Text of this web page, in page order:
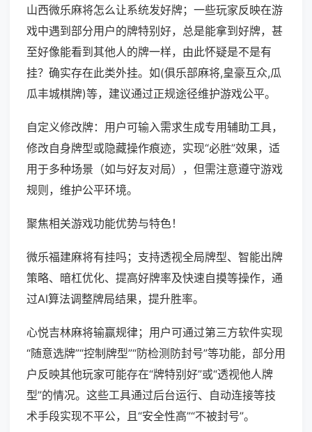
山西微乐麻将怎么让系统发好牌；一些玩家反映在游
戏中遇到部分用户的牌特别好，总是能拿到好牌，甚
至好像能看到其他人的牌一样，由此怀疑是不是有
挂？确实存在此类外挂。如(俱乐部麻将,皇豪互众,瓜
瓜丰城棋牌)等，建议通过正规途径维护游戏公平。
自定义修改牌：用户可输入需求生成专用辅助工具，
修改自身牌型或隐藏操作痕迹，实现“必胜”效果，适
用于多种场景（如与好友对局），但需注意遵守游戏
规则，维护公平环境。
聚焦相关游戏功能优势与特色！
微乐福建麻将有挂吗；支持透视全局牌型、智能出牌
策略、暗杠优化、提高好牌率及快速自摸等操作，通
过AI算法调整牌局结果，提升胜率。
心悦吉林麻将输赢规律；用户可通过第三方软件实现
“随意选牌”“控制牌型”“防检测防封号”等功能，部分用
户反映其他玩家可能存在“牌特别好”或“透视他人牌
型”的情况。这些工具通过后台运行、自动连接等技
术手段实现不平公，且“安全性高”“不被封号”。